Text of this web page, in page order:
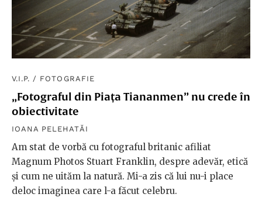
V.I.P. / FOTOGRAFIE
„Fotograful din Piața Tiananmen” nu crede în
obiectivitate
IOANA PELEHATĂI
Am stat de vorbă cu fotograful britanic afiliat
Magnum Photos Stuart Franklin, despre adevăr, etică
și cum ne uităm la natură. Mi-a zis că lui nu-i place
deloc imaginea care l-a făcut celebru.